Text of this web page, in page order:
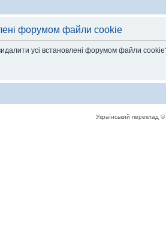
форумом файли cookie
усі встановлені форумом файли
Український переклад